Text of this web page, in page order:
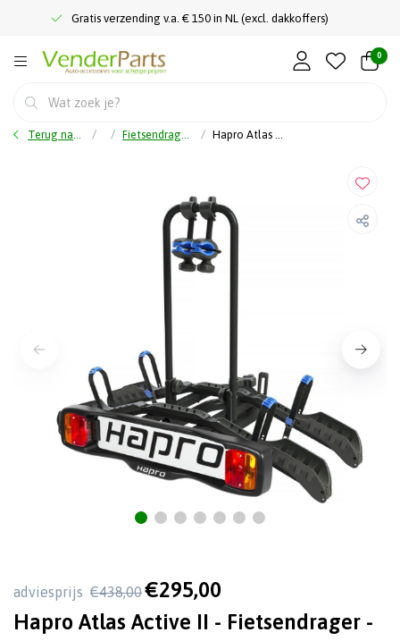
Gratis verzending v.a. € 150 in NL (excl. dakkoffers)
0
Terug naar home Fietsendragers 2 fietsen Hapro Atlas Active II - Fietsendrager - 2 Fietsen - Inklapbaar - 14 kg - 7/13tPolig
adviesprijs €438,00 €295,00
Hapro Atlas Active II - Fietsendrager -